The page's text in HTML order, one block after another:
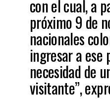
con el cual, a
próximo 9 de
nacionales
ingresar a ese
necesidad de
visitante”,